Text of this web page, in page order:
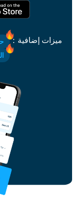
ميزات إضافية ：